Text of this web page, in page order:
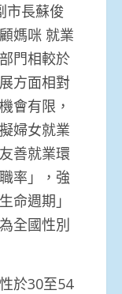
市長蘇俊
媽咪 就業
門相較於
方面相對
會有限，
婦女就業
善就業環
率」，強
命週期」
全國性別
於30至54